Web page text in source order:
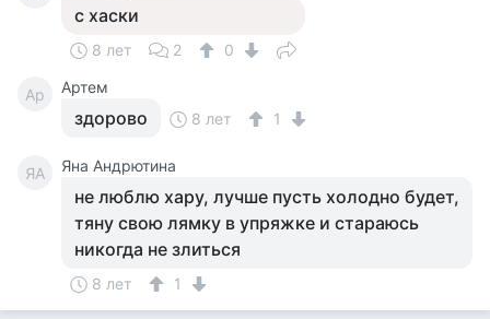
с хаски
8 лет 2 0
Ар Артем
здорово 8 лет 1
ЯА Яна Андрютина
не люблю хару, лучше пусть холодно будет,
тяну свою лямку в упряжке и стараюсь
никогда не злиться
8 лет 1